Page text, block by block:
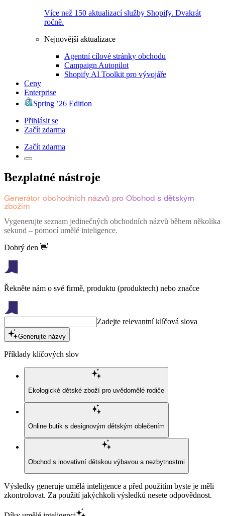
Více než 150 aktualizací služby Shopify. Dvakrát
ročně.
Nejnovější aktualizace
Agentní cílové stránky obchodu
Campaign Autopilot
Shopify AI Toolkit pro vývojáře
Ceny
Enterprise
Spring ’26 Edition
Přihlásit se
Začít zdarma
Začít zdarma
Bezplatné nástroje
Generátor obchodních názvů pro Obchod s dětským
zbožím
Vygenerujte seznam jedinečných obchodních názvů během několika
sekund – pomocí umělé inteligence.
Dobrý den 👋
Řekněte nám o své firmě, produktu (produktech) nebo značce
Zadejte relevantní klíčová slova
Generujte názvy
Příklady klíčových slov
Ekologické dětské zboží pro uvědomělé rodiče
Online butik s designovým dětským oblečením
Obchod s inovativní dětskou výbavou a nezbytnostmi
Výsledky generuje umělá inteligence a před použitím byste je měli
zkontrolovat. Za použití jakýchkoli výsledků nesete odpovědnost.